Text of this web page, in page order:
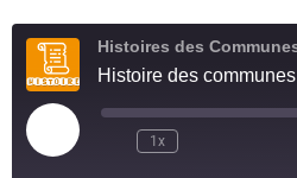
EMBED
Histoires des
1x